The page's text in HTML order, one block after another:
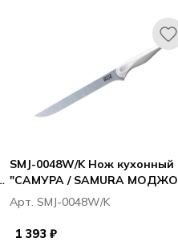
SMJ-0048W/K Нож кухонный
"САМУРА / SAMURA
MOJO" филейный 218 мм,
корроз.-стойкая сталь,
полипропилен бел.
Арт. SMJ-0048W/K
1 393 ₽